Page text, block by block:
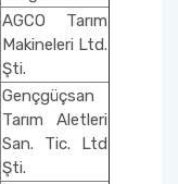
AGCO Tarım
Makineleri Ltd.
Şti.
Gençgüçsan
Tarım Aletleri
San. Tic. Ltd
Şti.